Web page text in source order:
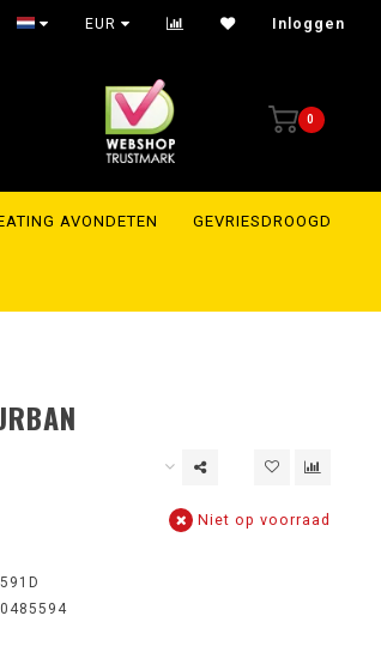
within 24 hours to the whole of Europe
EUR Inloggen
0
AVONDETEN GEVRIESDROOGD
Niet op voorraad